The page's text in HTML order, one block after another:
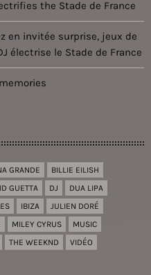
the Stade de France
en invitée surprise, jeux de
électrise le Stade de France
GRANDE
BILLIE EILISH
GUETTA DJ
DUA LIPA
IBIZA
JULIEN DORÉ
MILEY CYRUS
MUSIC
THE WEEKND VIDÉO